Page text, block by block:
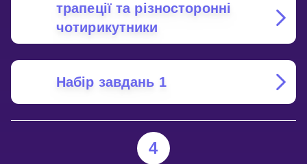
трапеції та різносторонні
чотирикутники
Набір завдань 1
4